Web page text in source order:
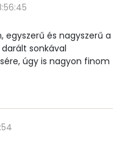
egyszerű és nagyszerű a
sonkával
úgy is nagyon finom